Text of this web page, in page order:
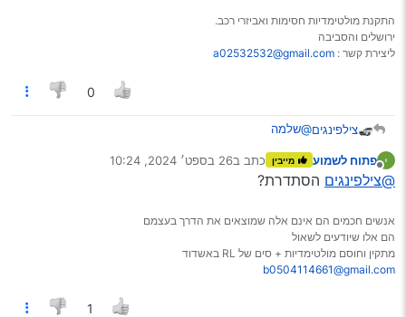
התקנת מולטימדיות חסימות ואביזרי רכב.
ירושלים והסביבה
ליצירת קשר : a02532532@gmail.com
0
צילפינגים@שלמה
מנותק
פתוח לשמוע מייבין כתב ב26 בספט׳ 2024, 10:24
נערך לאחרונה על ידי
@צילפינגים הסתדרת?
אנשים חכמים הם אינם אלה שמוצאים את הדרך בעצמם
הם אלו שיודעים לשאול
מתקין וחוסם מולטימדיות + סים של RL באשדוד
b0504114661@gmail.com
1